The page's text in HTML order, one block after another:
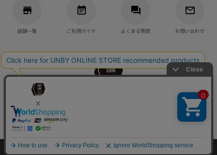
店舗一覧 ご利用ガイド よくある質問 お問い合わせ
©UNBY ONLINE STORE All Rights reserved.